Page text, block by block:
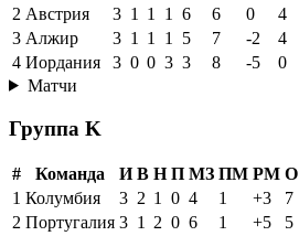
2 Австрия 3 1 1 1 6 6 0
4
3 Алжир 3 1 1 1 5 7 -2
4
4 Иордания 3 0 0 3 3 8 -5
0
Матчи
Группа K
# Команда И В Н П МЗ ПМ РМ О
1 Колумбия 3 2 1 0 4 1 +3
7
2 Португалия 3 1 2 0 6 1 +5
5